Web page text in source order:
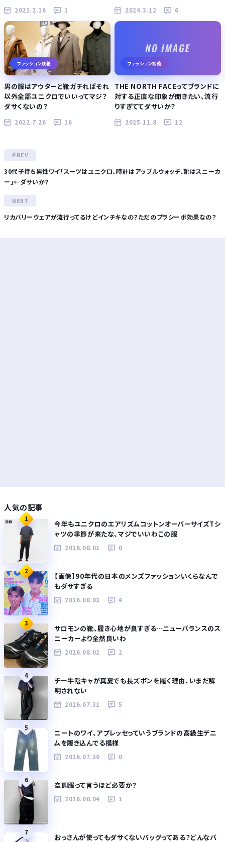
2021.2.16 1 2024.3.12 6
ファッション談義
男の服はアウターと靴ガチればそれ
以外全部ユニクロでいいってマジ？
ダサくないの？
2022.7.26 16
ファッション談義
THE NORTH FACEってブランドに
対する正直な印象が聞きたい、流行
りすぎててダサいか？
2025.11.8 12
30代子持ち男性ワイ「スーツはユニクロ、時計はアップルウォッチ、靴はスニーカ
ー」←ダサいか？
リカバリーウェアが流行ってるけどインチキなの？ただのプラシーボ効果なの？
人気の記事
1
今年もユニクロのエアリズムコットンオーバーサイズTシ
ャツの季節が来たな、マジでいいわこの服
2026.08.01 0
2
【画像】90年代の日本のメンズファッションいくらなんで
もダサすぎる
2026.08.03 4
3
サロモンの靴、履き心地が良すぎる…ニューバランスのス
ニーカーより全然良いわ
2026.08.02 2
4
チー牛陰キャが真夏でも長ズボンを履く理由、いまだ解
明されない
2026.07.31 5
5
ニートのワイ、アプレッセっていうブランドの高級生デニ
ムを履き込んでる模様
2026.07.30 0
6
空調服って言うほど必要か？
2026.08.04 1
7
おっさんが使ってもダサくないバッグってある？どんなバ